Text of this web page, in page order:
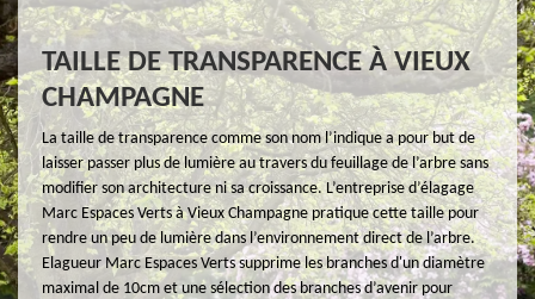
TAILLE DE TRANSPARENCE À VIEUX
CHAMPAGNE
La taille de transparence comme son nom l’indique a pour but de
laisser passer plus de lumière au travers du feuillage de l’arbre sans
modifier son architecture ni sa croissance. L’entreprise d’élagage
Marc Espaces Verts à Vieux Champagne pratique cette taille pour
rendre un peu de lumière dans l’environnement direct de l’arbre.
Elagueur Marc Espaces Verts supprime les branches d'un diamètre
maximal de 10cm et une sélection des branches d’avenir pour